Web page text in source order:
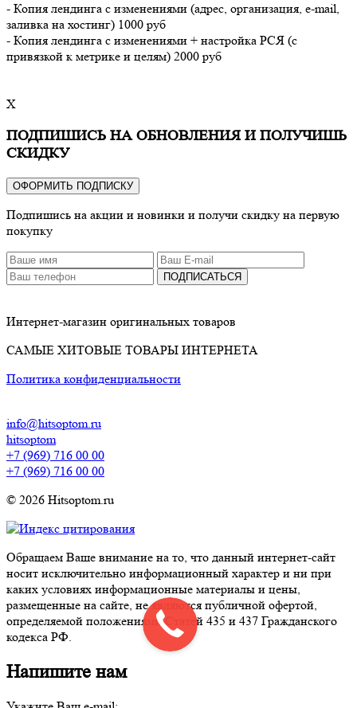
- Копия лендинга с изменениями (адрес, организация, e-mail,
заливка на хостинг) 1000 руб
- Копия лендинга с изменениями + настройка РСЯ (с
привязкой к метрике и целям) 2000 руб
X
ПОДПИШИСЬ НА ОБНОВЛЕНИЯ И ПОЛУЧИШЬ
СКИДКУ
ОФОРМИТЬ ПОДПИСКУ
Подпишись на акции и новинки и получи скидку на первую
покупку
ПОДПИСАТЬСЯ
Интернет-магазин оригинальных товаров
САМЫЕ ХИТОВЫЕ ТОВАРЫ ИНТЕРНЕТА
Политика конфиденциальности
info@hitsoptom.ru
hitsoptom
+7 (969) 716 00 00
+7 (969) 716 00 00
© 2026 Hitsoptom.ru
Обращаем Ваше внимание на то, что данный интернет-сайт
носит исключительно информационный характер и ни при
каких условиях информационные материалы и цены,
размещенные на сайте, не являются публичной офертой,
определяемой положениями Статей 435 и 437 Гражданского
кодекса РФ.
Напишите нам